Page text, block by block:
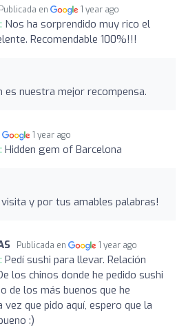
Publicada en 1 year ago
Nos ha sorprendido muy rico el
Recomendable 100%!!!
es nuestra mejor recompensa.
1 year ago
Hidden gem of Barcelona
visita y por tus amables palabras!
Publicada en 1 year ago
Pedí sushi para llevar. Relación
los chinos donde he pedido sushi
de los más buenos que he
que pido aquí, espero que la
:)